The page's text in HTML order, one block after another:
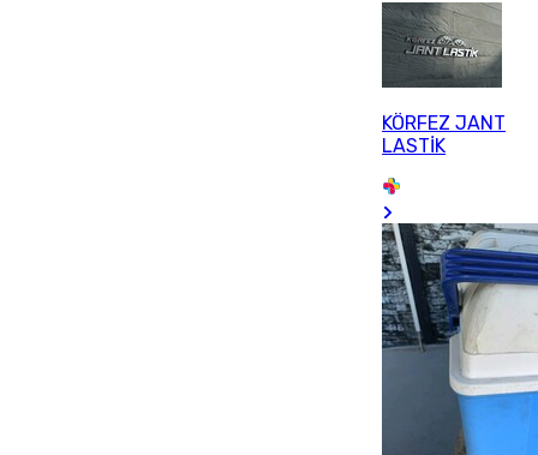
KÖRFEZ JANT
LASTİK